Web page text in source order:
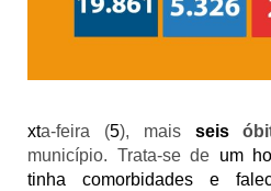
xta-feira (5), mais seis
município. Trata-se de um
tinha comorbidades e